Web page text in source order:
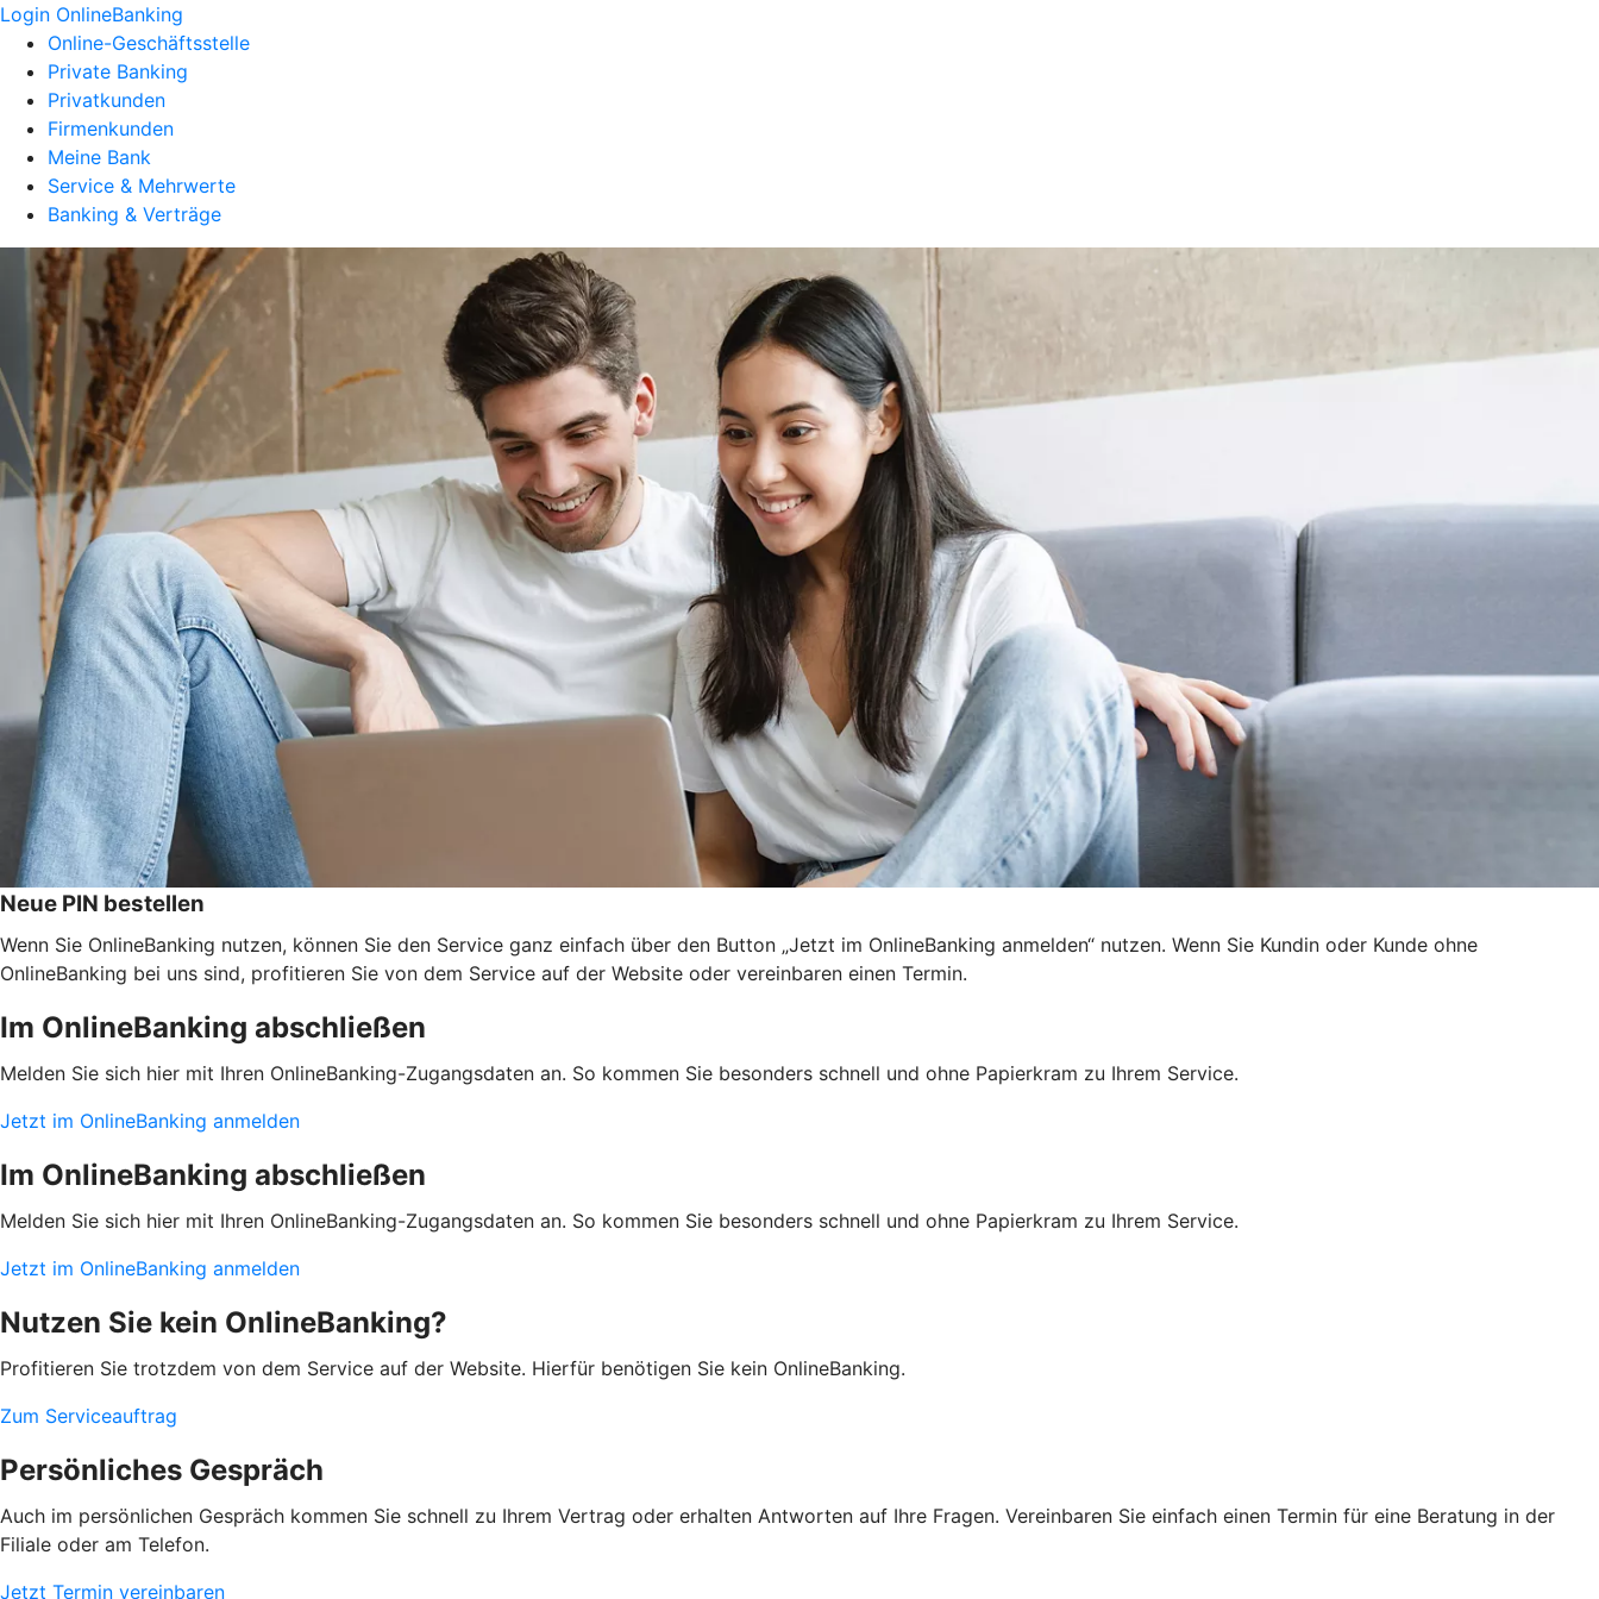
Login OnlineBanking
Online-Geschäftsstelle
Private Banking
Privatkunden
Firmenkunden
Meine Bank
Service & Mehrwerte
Banking & Verträge
Neue PIN bestellen
Wenn Sie OnlineBanking nutzen, können Sie den Service ganz einfach über den Button „Jetzt im OnlineBanking anmelden“ nutzen. Wenn Sie Kundin oder Kunde ohne
OnlineBanking bei uns sind, profitieren Sie von dem Service auf der Website oder vereinbaren einen Termin.
Im OnlineBanking abschließen
Melden Sie sich hier mit Ihren OnlineBanking-Zugangsdaten an. So kommen Sie besonders schnell und ohne Papierkram zu Ihrem Service.
Jetzt im OnlineBanking anmelden
Im OnlineBanking abschließen
Melden Sie sich hier mit Ihren OnlineBanking-Zugangsdaten an. So kommen Sie besonders schnell und ohne Papierkram zu Ihrem Service.
Jetzt im OnlineBanking anmelden
Nutzen Sie kein OnlineBanking?
Profitieren Sie trotzdem von dem Service auf der Website. Hierfür benötigen Sie kein OnlineBanking.
Zum Serviceauftrag
Persönliches Gespräch
Auch im persönlichen Gespräch kommen Sie schnell zu Ihrem Vertrag oder erhalten Antworten auf Ihre Fragen. Vereinbaren Sie einfach einen Termin für eine Beratung in der
Filiale oder am Telefon.
Jetzt Termin vereinbaren